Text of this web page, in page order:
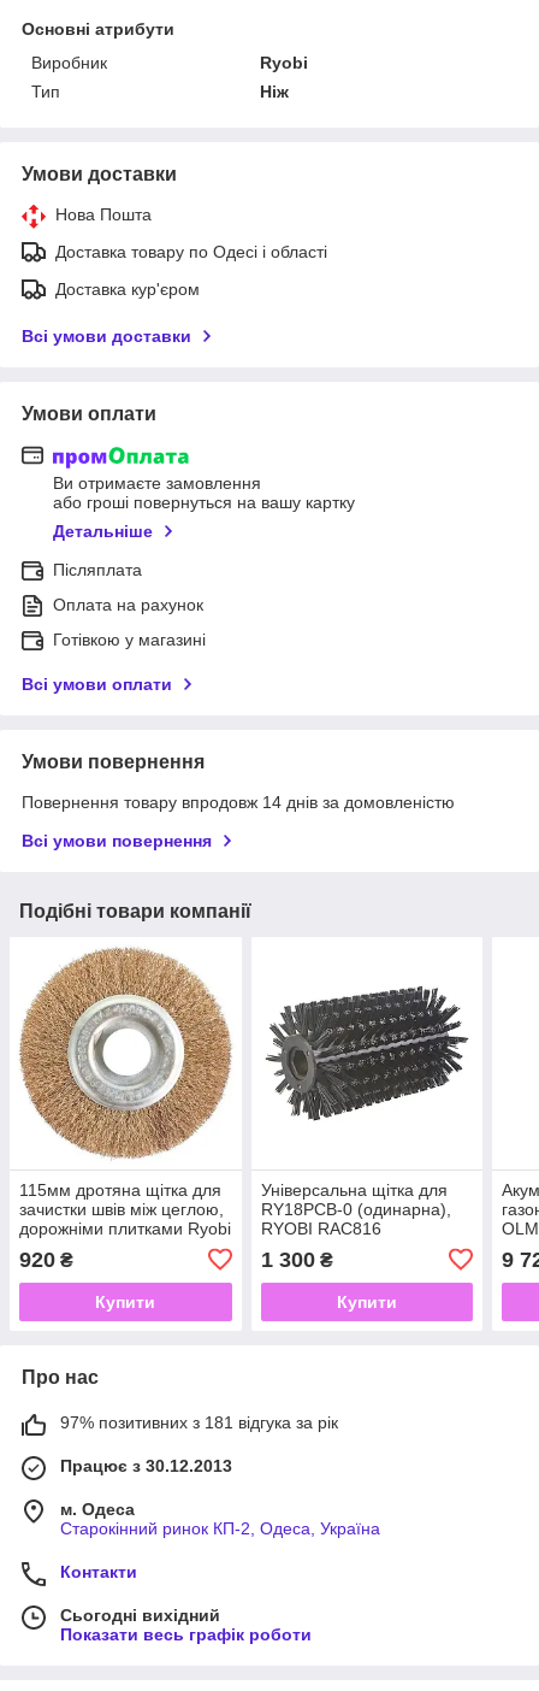
Основні атрибути
Виробник
Ryobi
Тип
Ніж
Умови доставки
Нова Пошта
Доставка товару по Одесі і області
Доставка кур'єром
Всі умови доставки
Умови оплати
Ви отримаєте замовлення
або гроші повернуться на вашу картку
Детальніше
Післяплата
Оплата на рахунок
Готівкою у магазині
Всі умови оплати
Умови повернення
Повернення товару впродовж 14 днів за домовленістю
Всі умови повернення
Подібні товари компанії
115мм дротяна щітка для
зачистки швів між цеглою,
дорожніми плитками Ryobi
920 ₴
Купити
Універсальна щітка для
RY18PCB-0 (одинарна),
RYOBI RAC816
1 300₴
Купити
9
Про нас
97% позитивних з 181 відгука за рік
Працює з 30.12.2013
м. Одеса
Старокінний ринок КП-2, Одеса, Україна
Контакти
Сьогодні вихідний
Показати весь графік роботи